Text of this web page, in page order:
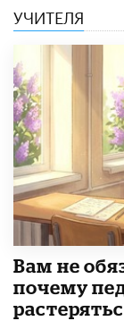
УЧИТЕЛЯ
​Вам не
почему